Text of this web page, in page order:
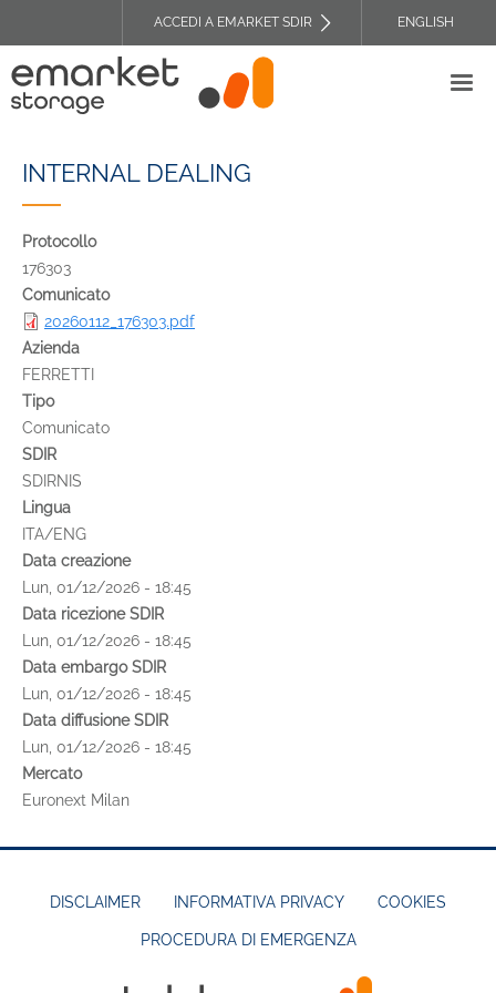
contenuto
principale
TOP
HEADER
ACCEDI A EMARKET SDIR ENGLISH
INTERNAL DEALING
Protocollo
176303
Comunicato
20260112_176303.pdf
Azienda
FERRETTI
Tipo
Comunicato
SDIR
SDIRNIS
Lingua
ITA/ENG
Data creazione
Lun, 01/12/2026 - 18:45
Data ricezione SDIR
Lun, 01/12/2026 - 18:45
Data embargo SDIR
Lun, 01/12/2026 - 18:45
Data diffusione SDIR
Lun, 01/12/2026 - 18:45
Mercato
Euronext Milan
DISCLAIMER INFORMATIVA PRIVACY COOKIES
PROCEDURA DI EMERGENZA